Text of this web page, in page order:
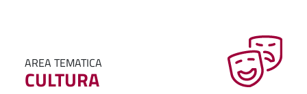
AREA TEMATICA
CULTURA